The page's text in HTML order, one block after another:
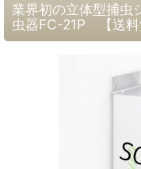
業界初の立体型捕虫
虫器FC-21P 【送料